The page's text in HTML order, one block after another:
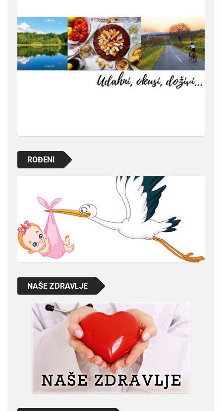
ROĐENI
NAŠE ZDRAVLJE